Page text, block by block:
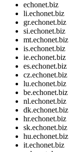
echonet.biz
li.echonet.biz
gr.echonet.biz
si.echonet.biz
mt.echonet.biz
is.echonet.biz
ie.echonet.biz
es.echonet.biz
cz.echonet.biz
lu.echonet.biz
be.echonet.biz
nl.echonet.biz
dk.echonet.biz
hr.echonet.biz
sk.echonet.biz
hu.echonet.biz
it.echonet.biz